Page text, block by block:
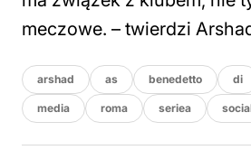
meczowe. – twierdzi
arshad as benedetto di
media roma seriea